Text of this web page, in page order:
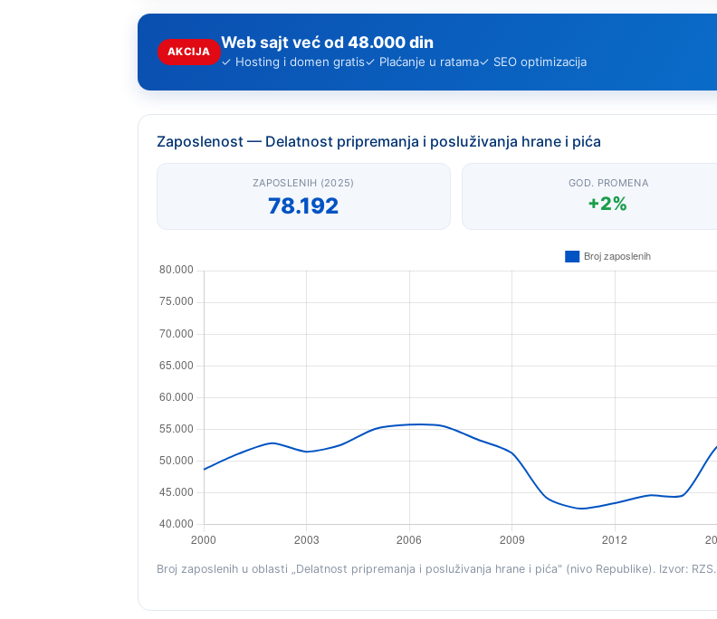
AKCIJA Web sajt već od 48.000 din
✓ Hosting i domen gratis✓ Plaćanje u ratama✓ SEO optimizacija
Zaposlenost — Delatnost pripremanja i posluživanja hrane i pića
ZAPOSLENIH (2025)
78.192
GOD. PROMENA
+2%
Broj zaposlenih u oblasti „Delatnost pripremanja i posluživanja hrane i pića" (nivo Republike). Izvor: RZS.